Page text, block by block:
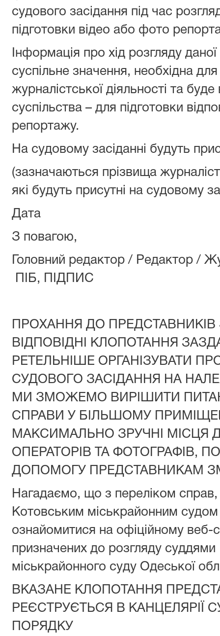
судового засідання під час
підготовки відео або фото
Інформація про хід розгляду
суспільне значення, необхідна
журналістської діяльності та
суспільства – для підготовки
репортажу.
На судовому засіданні будуть
(зазначаються прізвища
які будуть присутні на судовому
Дата
З повагою,
Головний редактор /
ПІБ, ПІДПИС
ПРОХАННЯ ДО ПРЕДСТАВНИКІВ
ВІДПОВІДНІ КЛОПОТАННЯ
РЕТЕЛЬНІШЕ ОРГАНІЗУВАТИ
СУДОВОГО ЗАСІДАННЯ НА
МИ ЗМОЖЕМО ВИРІШИТИ
СПРАВИ У БІЛЬШОМУ
МАКСИМАЛЬНО ЗРУЧНІ МІСЦЯ
ОПЕРАТОРІВ ТА ФОТОГРАФІВ,
ДОПОМОГУ ПРЕДСТАВНИКАМ
Нагадаємо, що з переліком
Котовським міськрайонним
ознайомитися на офіційному веб-
призначених до розгляду суддями
міськрайонного суду Одеської
ВКАЗАНЕ КЛОПОТАННЯ
РЕЄСТРУЄТЬСЯ В КАНЦЕЛЯРІЇ
ПОРЯДКУ